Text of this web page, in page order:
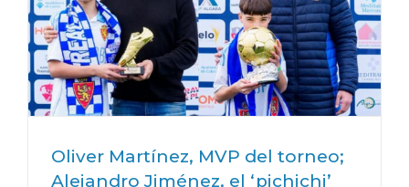
Oliver Martínez, MVP del torneo;
Alejandro Jiménez, el ‘pichichi’